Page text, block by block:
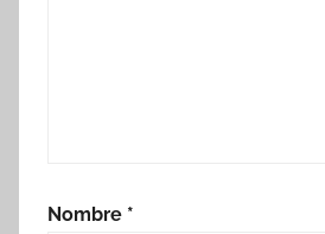
Nombre *